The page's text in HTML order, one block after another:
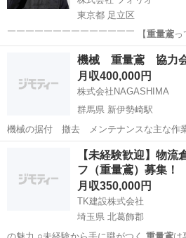
東京都 足立区
￣￣￣￣￣￣￣￣￣￣￣￣￣￣ 【重量鳶っ
全に運ぶ… 足立区 鳶職 重量鳶
機械 重量鳶 協力
月収400,000円
株式会社NAGASHIMA
群馬県 新伊勢崎駅
機械の据付 撤去 メンテナンスな主な作業
募集しております。 体力に自信の
伊勢崎市 新伊勢崎駅 鳶職
【未経験歓迎】物流
フ（重量鳶）募集！
月収350,000円
TK建設株式会社
埼玉県 北葛飾郡